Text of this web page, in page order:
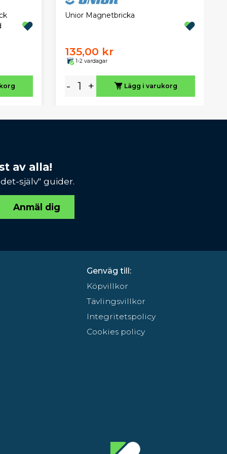
Unior Magnetbricka
135,00 kr
1-2 vardagar
- + Lägg i varukorg
av alla!
själv" guider.
Anmäl dig
Genväg till:
Köpvillkor
Tävlingsvillkor
Integritetspolicy
Cookies policy